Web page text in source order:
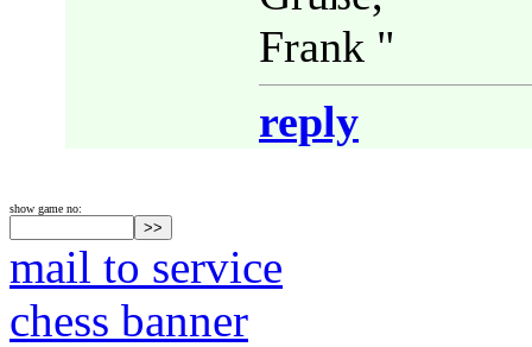
Frank "
reply
show game no:
mail to service
chess banner